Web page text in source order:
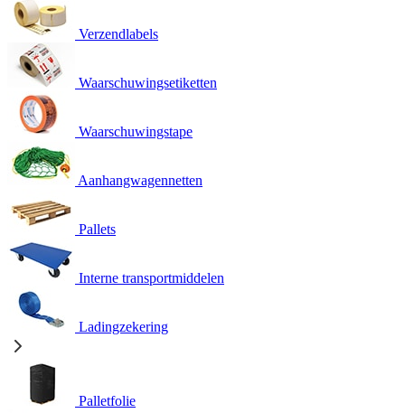
Verzendlabels
Waarschuwingsetiketten
Waarschuwingstape
Aanhangwagennetten
Pallets
Interne transportmiddelen
Ladingzekering
Palletfolie